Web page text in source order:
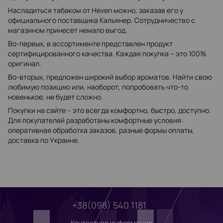
Насладиться табаком от Heven можно, заказав его у
официального поставщика Кальянер. Сотрудничество с
магазином принесет немало выгод.
Во-первых, в ассортименте представлен продукт
сертифицированного качества. Каждая покупка – это 100%
оригинал.
Во-вторых, предложен широкий выбор ароматов. Найти свою
любимую позицию или, наоборот, попробовать что-то
новенькое, не будет сложно.
Покупки на сайте – это всегда комфортно, быстро, доступно.
Для покупателей разработаны комфортные условия:
оперативная обработка заказов, разные формы оплаты,
доставка по Украине.
+38(098) 540 1181